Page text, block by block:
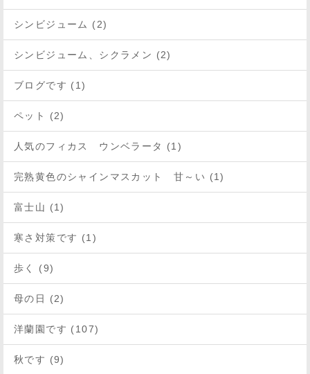
シンビジューム (2)
シンビジューム、シクラメン (2)
ブログです (1)
ペット (2)
人気のフィカス ウンベラータ (1)
完熟黄色のシャインマスカット 甘～い (1)
富士山 (1)
寒さ対策です (1)
歩く (9)
母の日 (2)
洋蘭園です (107)
秋です (9)